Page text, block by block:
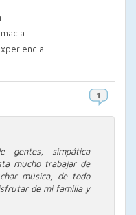
gentes, simpática
mucho trabajar de
música, de todo
de mi familia y